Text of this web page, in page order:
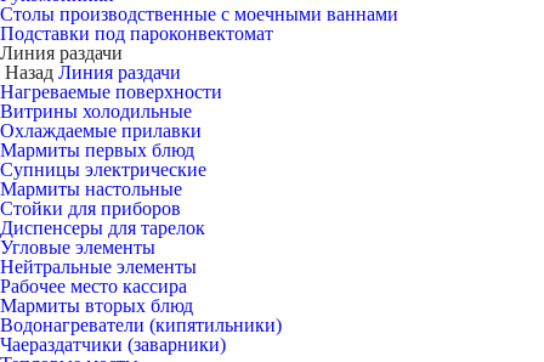
Столы производственные с моечными ваннами
Подставки под пароконвектомат
Линия раздачи
Назад Линия раздачи
Нагреваемые поверхности
Витрины холодильные
Охлаждаемые прилавки
Мармиты первых блюд
Супницы электрические
Мармиты настольные
Стойки для приборов
Диспенсеры для тарелок
Угловые элементы
Нейтральные элементы
Рабочее место кассира
Мармиты вторых блюд
Водонагреватели (кипятильники)
Чаераздатчики (заварники)